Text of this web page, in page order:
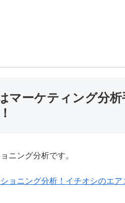
マーケティング分
ニング分析です。
ョニング分析！イチオシのエア